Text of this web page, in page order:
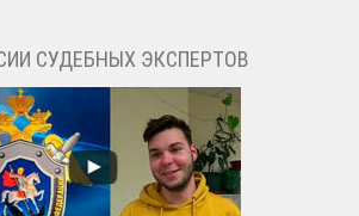
СУДЕБНЫХ ЭКСПЕРТОВ